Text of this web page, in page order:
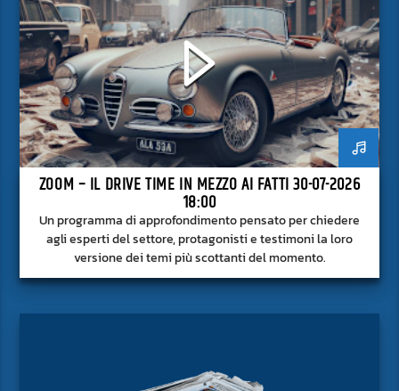
ZOOM – IL DRIVE TIME IN MEZZO AI FATTI 30-07-2026
18:00
Un programma di approfondimento pensato per chiedere
agli esperti del settore, protagonisti e testimoni la loro
versione dei temi più scottanti del momento.